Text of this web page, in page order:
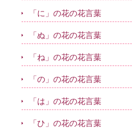
「に」の花の花言葉
「ぬ」の花の花言葉
「ね」の花の花言葉
「の」の花の花言葉
「は」の花の花言葉
「ひ」の花の花言葉